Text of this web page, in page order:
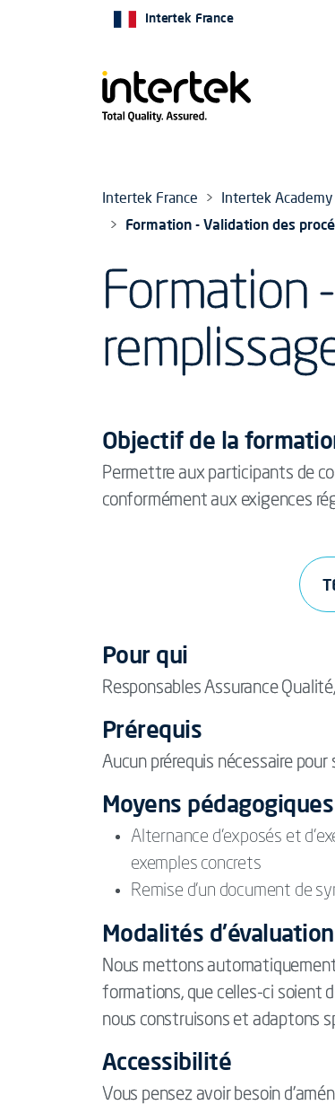
Intertek France
Intertek France Intertek Academy
Formation - Validation des
Formation
Objectif de la
Permettre aux participants de
conformément aux exigences
Pour qui
Responsables Assurance
Prérequis
Aucun prérequis nécessaire
Moyens pédagogiques
Alternance d’exposés et
exemples concrets
Remise d’un document de
Modalités d'évaluation
Nous mettons automatiquement
formations, que celles-ci soient
nous construisons et adaptons
Accessibilité
Vous pensez avoir besoin